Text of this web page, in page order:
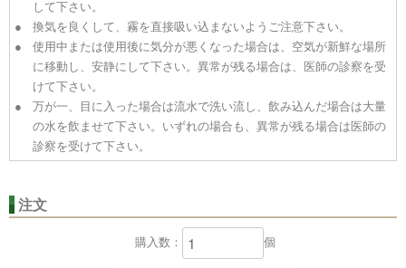
して下さい。
換気を良くして、霧を直接吸い込まないようご注意下さい。
使用中または使用後に気分が悪くなった場合は、空気が新鮮な場所
に移動し、安静にして下さい。異常が残る場合は、医師の診察を受
けて下さい。
万が一、目に入った場合は流水で洗い流し、飲み込んだ場合は大量
の水を飲ませて下さい。いずれの場合も、異常が残る場合は医師の
診察を受けて下さい。
注文
購入数： 個